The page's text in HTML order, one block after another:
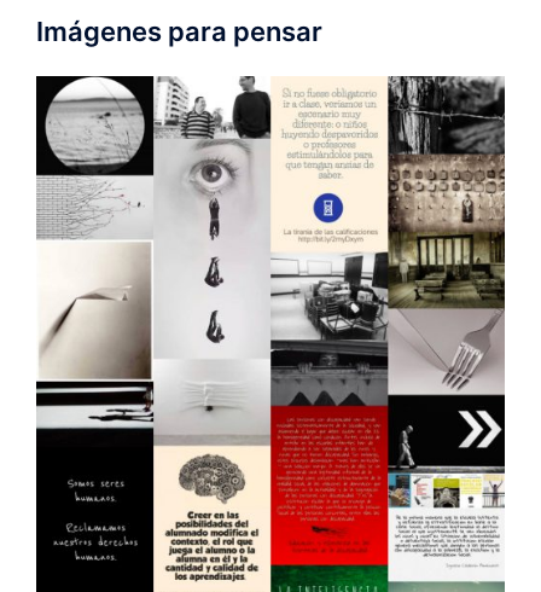
Imágenes para pensar